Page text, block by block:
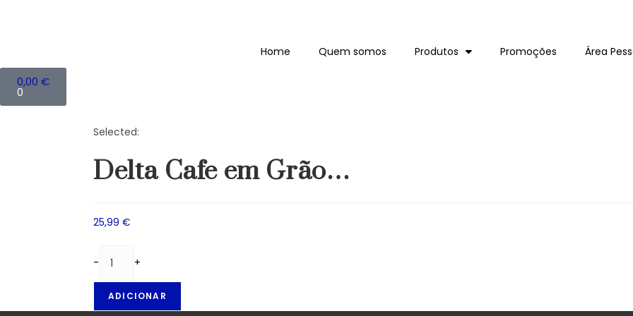
Home Quem somos Produtos Promoções Área
0,00 €
0
Selected:
Delta Cafe em Grão…
25,99 €
- +
ADICIONAR